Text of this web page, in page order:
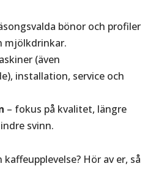
bönor och profiler
mjölkdrinkar.
(även
installation, service och
– fokus på kvalitet, längre
svinn.
Hör av er, så